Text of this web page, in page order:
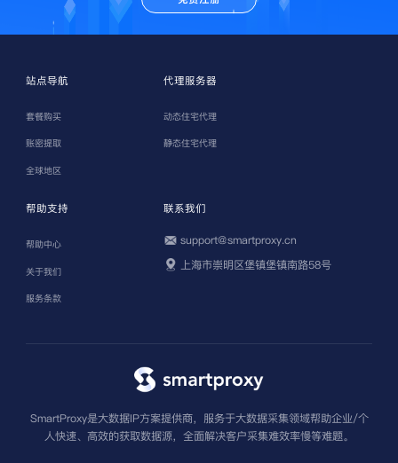
站点导航
套餐购买
账密提取
全球地区
代理服务器
动态住宅代理
静态住宅代理
帮助支持
帮助中心
关于我们
服务条款
联系我们
support@smartproxy.cn
上海市崇明区堡镇堡镇南路58号
SmartProxy是大数据IP方案提供商，服务于大数据采集领域帮助企业/个
人快速、高效的获取数据源，全面解决客户采集难效率慢等难题。